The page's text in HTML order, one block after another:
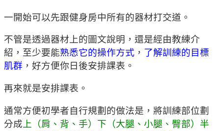
一開始可以先跟健身房中所有的器材打交道。
不管是透過器材上的圖文說明，還是經由教練介
紹，至少要能熟悉它的操作方式 ， 了解訓練的目標
肌群 ，好方便你日後安排課表。
再來就是安排課表。
通常方便初學者自行規劃的做法是，將訓練部位劃
分成 上（肩、背、手）下（大腿、小腿、臀部）半